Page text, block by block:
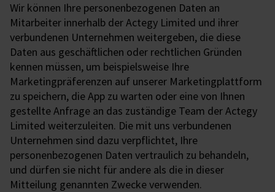
Wir können Ihre personenbezogenen Daten an
Mitarbeiter innerhalb der Actegy Limited und ihrer
verbundenen Unternehmen weitergeben, die diese
Daten aus geschäftlichen oder rechtlichen Gründen
kennen müssen, um beispielsweise Ihre
Marketingpräferenzen auf unserer Marketingplattform
zu speichern, die App zu warten oder eine von Ihnen
gestellte Anfrage an das zuständige Team der Actegy
Limited weiterzuleiten. Die mit uns verbundenen
Unternehmen sind dazu verpflichtet, Ihre
personenbezogenen Daten vertraulich zu behandeln,
und dürfen sie nicht für andere als die in dieser
Mitteilung genannten Zwecke verwenden.